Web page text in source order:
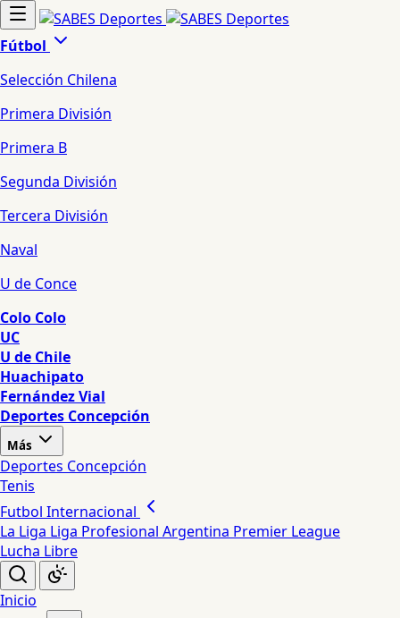
Fútbol
Selección Chilena
Primera División
Primera B
Segunda División
Tercera División
Naval
U de Conce
Colo Colo
UC
U de Chile
Huachipato
Fernández Vial
Deportes Concepción
Más
Deportes Concepción
Tenis
Futbol Internacional
La Liga Liga Profesional Argentina Premier League
Lucha Libre
Inicio